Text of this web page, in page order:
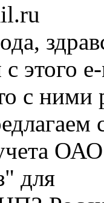
этого
с ними
ОАО
для